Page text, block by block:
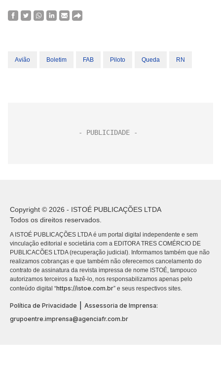
Avião Boletim FAB Piloto Queda RN
Copyright © 2026 - ISTOÉ PUBLICAÇÕES LTDA
Todos os direitos reservados.
A ISTOÉ PUBLICAÇÕES LTDA é um portal digital independente e sem
vinculação editorial e societária com a EDITORA TRES COMÉRCIO DE
PUBLICACÕES LTDA (recuperação judicial). Informamos também que não
realizamos cobranças e que também não oferecemos cancelamento do
contrato de assinatura da revista impressa de nome ISTOÉ, tampouco
autorizamos terceiros a fazê-lo, nos responsabilizamos apenas pelo
conteúdo digital “https://istoe.com.br” e seus respectivos sites.
Política de Privacidade
Assessoria de Imprensa:
grupoentre.imprensa@agenciafr.com.br